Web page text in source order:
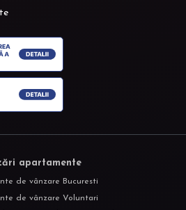
apartamente
de vânzare Bucuresti
de vânzare Voluntari